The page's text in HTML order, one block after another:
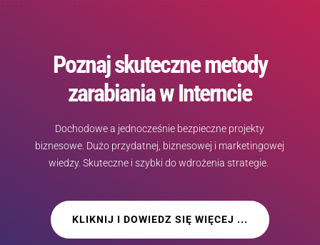
Poznaj skuteczne metody
zarabiania w Interncie
Dochodowe a jednocześnie bezpieczne projekty
biznesowe. Dużo przydatnej, biznesowej i marketingowej
wiedzy. Skuteczne i szybki do wdrożenia strategie.
KLIKNIJ I DOWIEDZ SIĘ WIĘCEJ ...